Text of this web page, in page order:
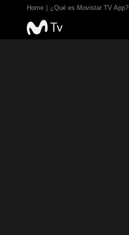
Home ¿Qué es Movistar TV App?